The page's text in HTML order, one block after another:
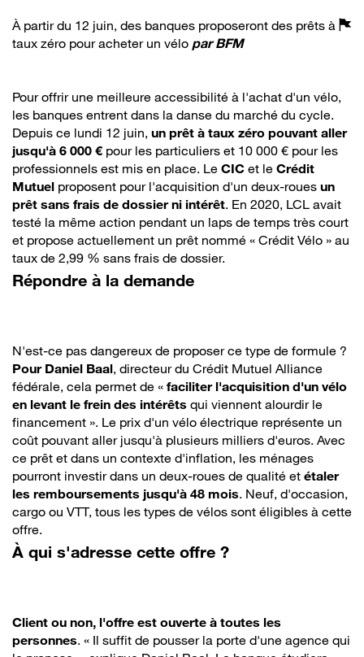
À partir du 12 juin, des banques proposeront des prêts à
taux zéro pour acheter un vélo parBFM
Pour offrir une meilleure accessibilité à l'achat d'un vélo,
les banques entrent dans la danse du marché du cycle.
Depuis ce lundi 12 juin, un prêt à taux zéro pouvant aller
jusqu'à 6 000 € pour les particuliers et 10 000 € pour les
professionnels est mis en place. Le CIC et le Crédit
Mutuel proposent pour l'acquisition d'un deux-roues un
prêt sans frais de dossier ni intérêt. En 2020, LCL avait
testé la même action pendant un laps de temps très court
et propose actuellement un prêt nommé « Crédit Vélo » au
taux de 2,99 % sans frais de dossier.
Répondre à la demande
N'est-ce pas dangereux de proposer ce type de formule ?
Pour Daniel Baal, directeur du Crédit Mutuel Alliance
fédérale, cela permet de « faciliter l'acquisition d'un vélo
en levant le frein des intérêts qui viennent alourdir le
financement ». Le prix d'un vélo électrique représente un
coût pouvant aller jusqu'à plusieurs milliers d'euros. Avec
ce prêt et dans un contexte d'inflation, les ménages
pourront investir dans un deux-roues de qualité et étaler
les remboursements jusqu'à 48 mois. Neuf, d'occasion,
cargo ou VTT, tous les types de vélos sont éligibles à cette
offre.
À qui s'adresse cette offre ?
Client ou non, l'offre est ouverte à toutes les
personnes. « Il suffit de pousser la porte d'une agence qui